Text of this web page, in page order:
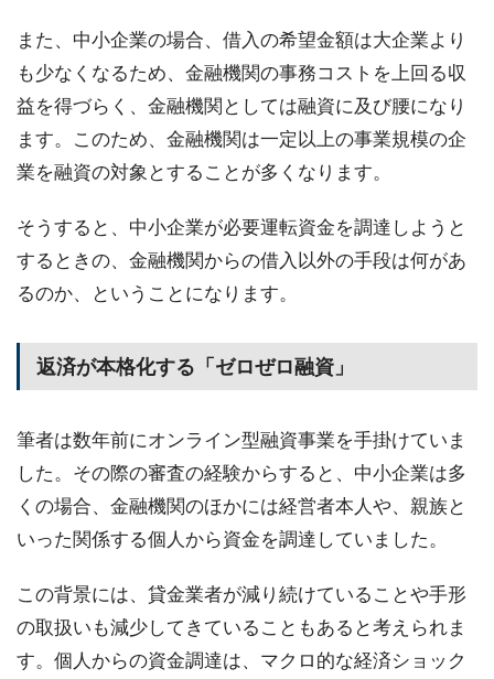
また、中小企業の場合、借入の希望金額は大企業より
も少なくなるため、金融機関の事務コストを上回る収
益を得づらく、金融機関としては融資に及び腰になり
ます。このため、金融機関は一定以上の事業規模の企
業を融資の対象とすることが多くなります。
そうすると、中小企業が必要運転資金を調達しようと
するときの、金融機関からの借入以外の手段は何があ
るのか、ということになります。
返済が本格化する「ゼロぜロ融資」
筆者は数年前にオンライン型融資事業を手掛けていま
した。その際の審査の経験からすると、中小企業は多
くの場合、金融機関のほかには経営者本人や、親族と
いった関係する個人から資金を調達していました。
この背景には、貸金業者が減り続けていることや手形
の取扱いも減少してきていることもあると考えられま
す。個人からの資金調達は、マクロ的な経済ショック